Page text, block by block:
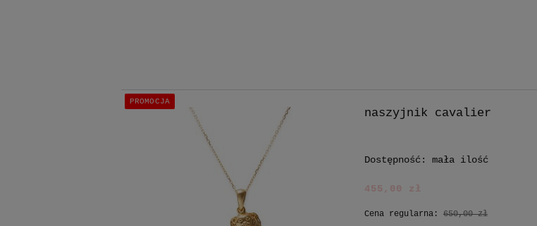
naszyjnik cavalier
Dostępność: mała ilość
455,00 zł
Cena regularna: 650,00 zł
PROMOCJA